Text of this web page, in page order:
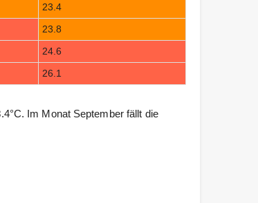
23.4
23.8
24.6
26.1
Im Monat September fällt die